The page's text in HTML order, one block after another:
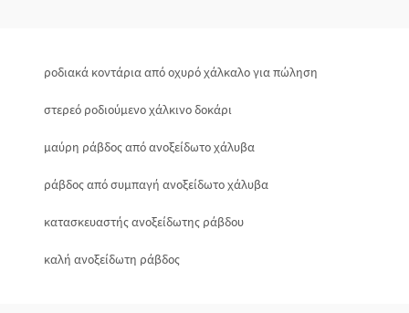
ροδιακά κοντάρια από οχυρό χάλκαλο για πώληση
στερεό ροδιούμενο χάλκινο δοκάρι
μαύρη ράβδος από ανοξείδωτο χάλυβα
ράβδος από συμπαγή ανοξείδωτο χάλυβα
κατασκευαστής ανοξείδωτης ράβδου
καλή ανοξείδωτη ράβδος